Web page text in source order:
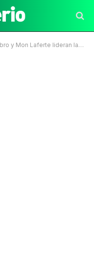
la gran fiesta de la música chilena